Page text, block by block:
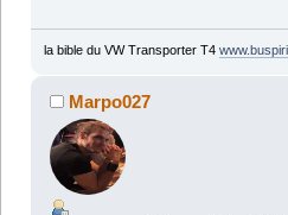
la bible du VW Transporter T4
Marpo027